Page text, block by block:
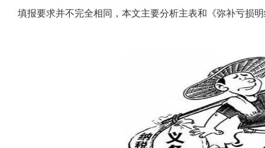
填报要求并不完全相同，本文主要分析主表和《弥补亏损